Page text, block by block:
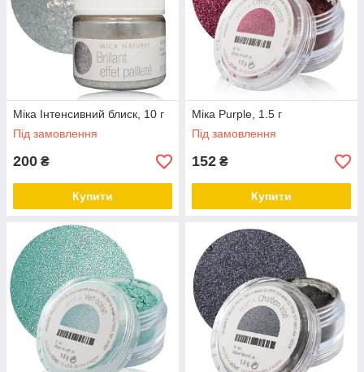
Міка Інтенсивний блиск, 10 г
Під замовлення
200 ₴
Купити
Міка Purple, 1.5 г
Під замовлення
152 ₴
Купити